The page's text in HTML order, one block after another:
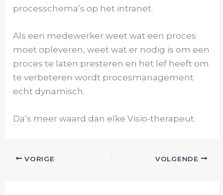
processchema’s op het intranet.
Als een medewerker weet wat een proces
moet opleveren, weet wat er nodig is om een
proces te laten presteren en het lef heeft om
te verbeteren wordt procesmanagement
echt dynamisch.
Da’s meer waard dan elke Visio-therapeut.
VORIGE VOLGENDE